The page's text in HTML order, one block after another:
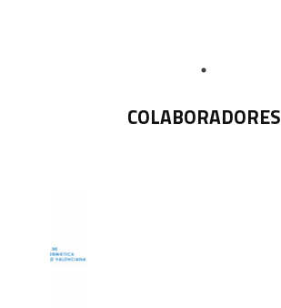
COLABORADORES